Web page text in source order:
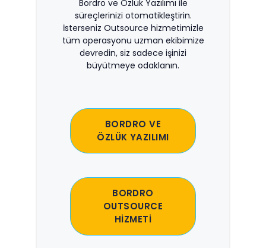
Bordro ve Özlük Yazılımı ile
süreçlerinizi otomatikleştirin.
İsterseniz Outsource hizmetimizle
tüm operasyonu uzman ekibimize
devredin, siz sadece işinizi
büyütmeye odaklanın.
BORDRO VE
ÖZLÜK YAZILIMI
BORDRO
OUTSOURCE
HİZMETİ